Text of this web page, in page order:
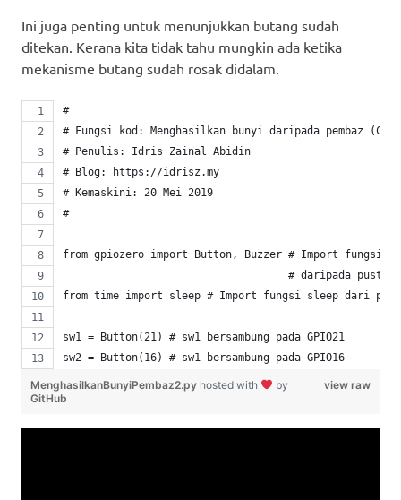
Ini juga penting untuk menunjukkan butang sudah
ditekan. Kerana kita tidak tahu mungkin ada ketika
mekanisme butang sudah rosak didalam.
#
# Fungsi kod: Menghasilkan bunyi daripada pembaz
# Penulis: Idris Zainal Abidin
# Blog: https://idrisz.my
# Kemaskini: 20 Mei 2019
#
from gpiozero import Button, Buzzer # Import fungsi
# daripada
from time import sleep # Import fungsi sleep dari
sw1 = Button(21) # sw1 bersambung pada GPIO21
sw2 = Button(16) # sw1 bersambung pada GPIO16
sw3 = Button(20) # sw1 bersambung pada GPIO20
buzzer = Buzzer(26) # Pembaz disambungkan pada GPIO26
view raw
MenghasilkanBunyiPembaz2.py hosted with
by
GitHub